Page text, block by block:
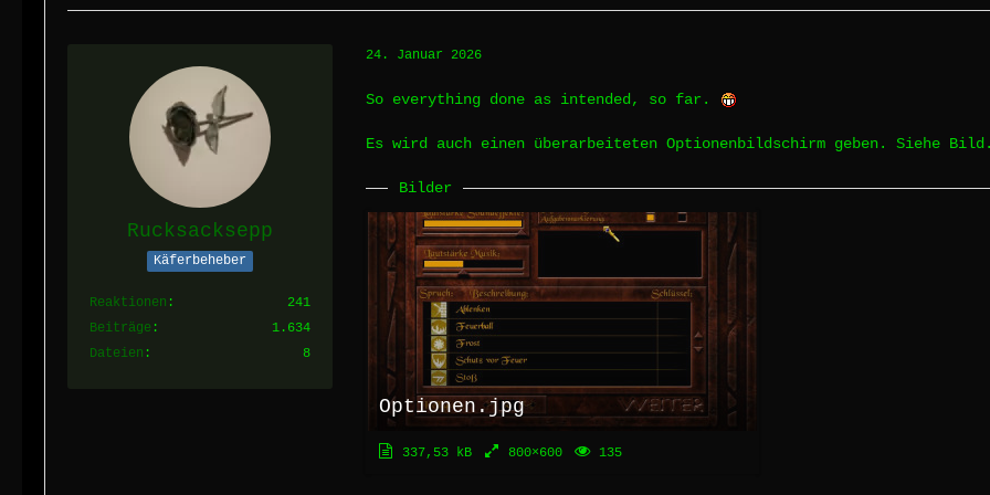
Rucksacksepp
Käferbeheber
Reaktionen
241
Beiträge
1.634
Dateien
8
24. Januar 2026
So everything done as intended, so far.
Es wird auch einen überarbeiteten Optionenbildschirm geben. Siehe Bild.
Bilder
Optionen.jpg
337,53 kB 800×600 135